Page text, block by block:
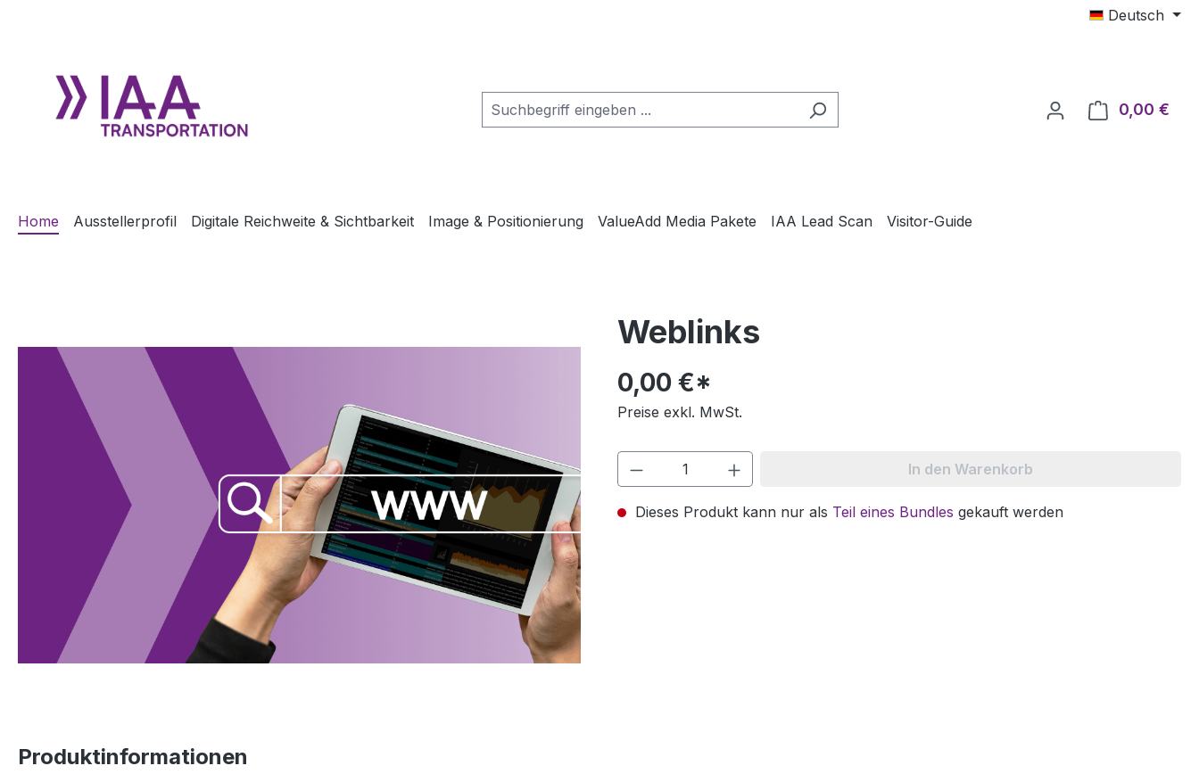
Deutsch
0,00 €
Home Ausstellerprofil Digitale Reichweite & Sichtbarkeit Image & Positionierung ValueAdd Media Pakete IAA Lead Scan Visitor-Guide
Weblinks
0,00 €*
Preise exkl. MwSt.
In den Warenkorb
Dieses Produkt kann nur als Teil eines Bundles gekauft werden
Produktinformationen